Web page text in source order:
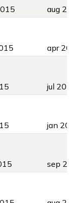
aug
apr
jul
jan
sep